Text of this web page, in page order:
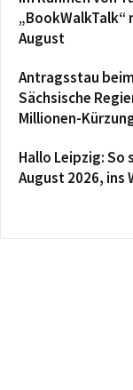
„BookWalkTalk“
August
Antragsstau
Sächsische
Millionen-
Hallo Leipzig:
August 2026, ins